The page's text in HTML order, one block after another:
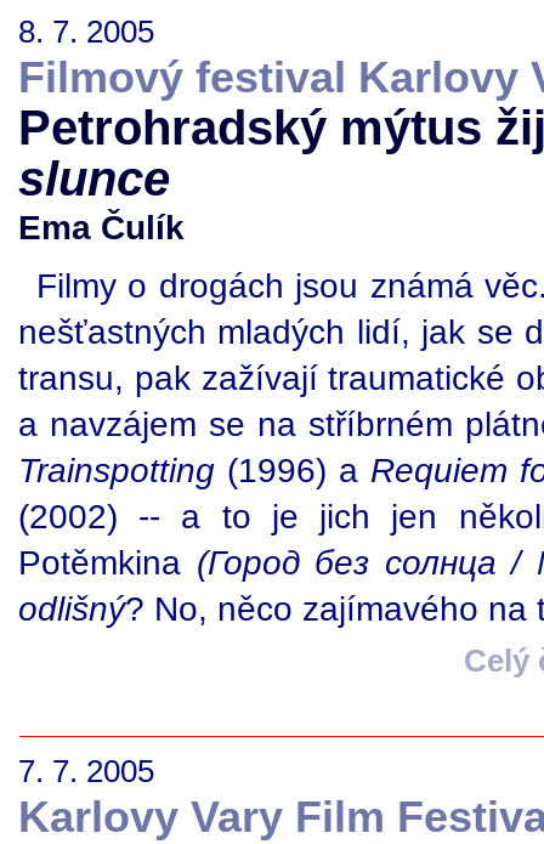
8. 7. 2005
Filmový festival Karlovy
Petrohradský mýtus
slunce
Ema Čulík
Filmy o drogách jsou známá
nešťastných mladých lidí, jak se
transu, pak zažívají traumatické
a navzájem se na stříbrném
Trainspotting (1996) a Requiem
(2002) -- a to je jich jen
Potěmkina (Город без солнца
odlišný? No, něco zajímavého na
Celý
7. 7. 2005
Karlovy Vary Film